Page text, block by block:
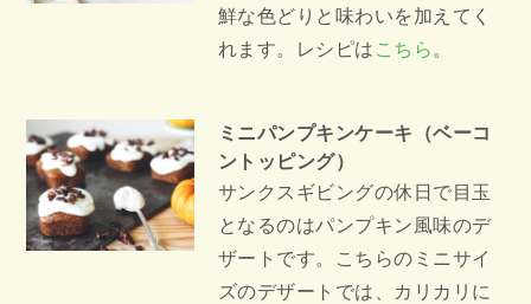
鮮な色どりと味わいを加えてく
れます。レシピは こちら 。
ミニパンプキンケーキ（ベーコ
ントッピング）
サンクスギビングの休日で目玉
となるのはパンプキン風味のデ
ザートです。こちらのミニサイ
ズのデザートでは、カリカリに